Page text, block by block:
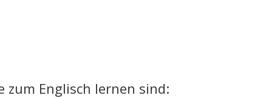
Englisch lernen sind: